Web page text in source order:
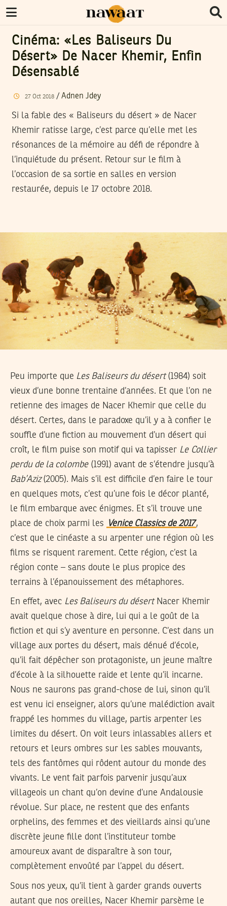
Cinéma: «Les Baliseurs Du
Désert» De Nacer Khemir, Enfin
Désensablé
27 Oct 2018/ Adnen Jdey
Si la fable des « Baliseurs du désert » de Nacer
Khemir ratisse large, c’est parce qu’elle met les
résonances de la mémoire au défi de répondre à
l’inquiétude du présent. Retour sur le film à
l’occasion de sa sortie en salles en version
restaurée, depuis le 17 octobre 2018.
Peu importe que Les Baliseurs du désert(1984) soit
vieux d’une bonne trentaine d’années. Et que l’on ne
retienne des images de Nacer Khemir que celle du
désert. Certes, dans le paradoxe qu’il y a à confier le
souffle d’une fiction au mouvement d’un désert qui
croît, le film puise son motif qui va tapisser Le Collier
perdu de la colombe(1991) avant de s’étendre jusqu’à
Bab’Aziz(2005). Mais s’il est difficile d’en faire le tour
en quelques mots, c’est qu’une fois le décor planté,
le film embarque avec énigmes. Et s’il trouve une
place de choix parmi les
Venice Classics de 2017,
c’est que le cinéaste a su arpenter une région où les
films se risquent rarement. Cette région, c’est la
région conte – sans doute le plus propice des
terrains à l’épanouissement des métaphores.
En effet, avec Les Baliseurs du désertNacer Khemir
avait quelque chose à dire, lui qui a le goût de la
fiction et qui s’y aventure en personne. C’est dans un
village aux portes du désert, mais dénué d’école,
qu’il fait dépêcher son protagoniste, un jeune maître
d’école à la silhouette raide et lente qu’il incarne.
Nous ne saurons pas grand-chose de lui, sinon qu’il
est venu ici enseigner, alors qu’une malédiction avait
frappé les hommes du village, partis arpenter les
limites du désert. On voit leurs inlassables allers et
retours et leurs ombres sur les sables mouvants,
tels des fantômes qui rôdent autour du monde des
vivants. Le vent fait parfois parvenir jusqu’aux
villageois un chant qu’on devine d’une Andalousie
révolue. Sur place, ne restent que des enfants
orphelins, des femmes et des vieillards ainsi qu’une
discrète jeune fille dont l’instituteur tombe
amoureux avant de disparaître à son tour,
complètement envoûté par l’appel du désert.
Sous nos yeux, qu’il tient à garder grands ouverts
autant que nos oreilles, Nacer Khemir parsème le